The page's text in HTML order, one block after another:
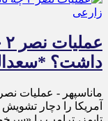
داشت؟
ماناسپهر - عملیات
آمریکا را دچار